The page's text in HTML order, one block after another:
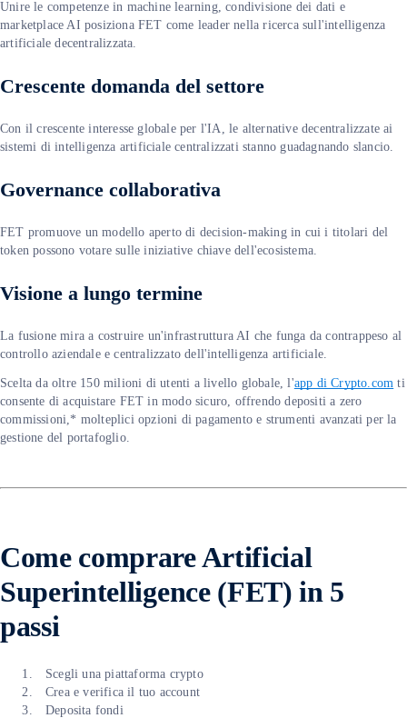
Unire le competenze in machine learning, condivisione dei dati e
marketplace AI posiziona FET come leader nella ricerca sull'intelligenza
artificiale decentralizzata.
Crescente domanda del settore
Con il crescente interesse globale per l'IA, le alternative decentralizzate ai
sistemi di intelligenza artificiale centralizzati stanno guadagnando slancio.
Governance collaborativa
FET promuove un modello aperto di decision-making in cui i titolari del
token possono votare sulle iniziative chiave dell'ecosistema.
Visione a lungo termine
La fusione mira a costruire un'infrastruttura AI che funga da contrappeso al
controllo aziendale e centralizzato dell'intelligenza artificiale.
Scelta da oltre 150 milioni di utenti a livello globale, l'app di Crypto.com ti
consente di acquistare FET in modo sicuro, offrendo depositi a zero
commissioni,* molteplici opzioni di pagamento e strumenti avanzati per la
gestione del portafoglio.
Come comprare Artificial
Superintelligence (FET) in 5
passi
Scegli una piattaforma crypto
Crea e verifica il tuo account
Deposita fondi